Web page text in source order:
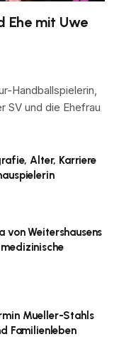
Ehe mit Uwe
Handballspielerin,
SV und die Ehefrau
Alter, Karriere
von Weitershausens
medizinische
Mueller-Stahls
Familienleben